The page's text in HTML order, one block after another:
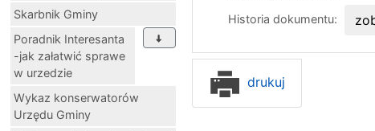
Skarbnik Gminy
Poradnik Interesanta
-jak załatwić sprawe
w urzedzie
Wykaz konserwatorów
Urzędu Gminy
Historia dokumentu:
drukuj